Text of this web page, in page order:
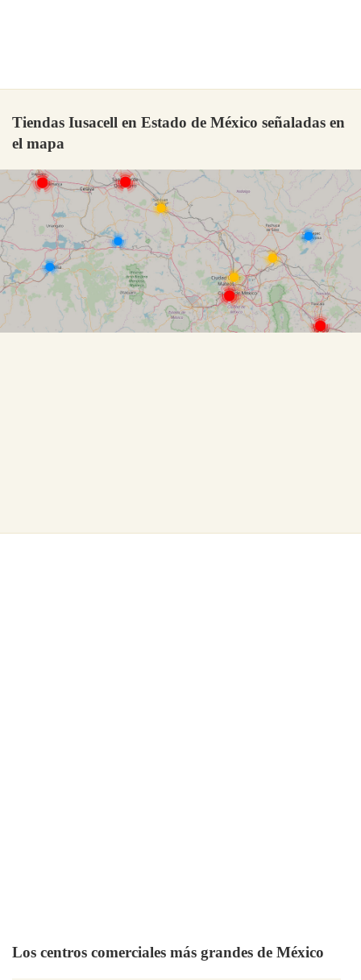
Tiendas Iusacell en Estado de México señaladas en
el mapa
Los centros comerciales más grandes de México